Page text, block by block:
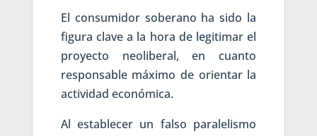
El consumidor soberano ha sido la
figura clave a la hora de legitimar el
proyecto neoliberal, en cuanto
responsable máximo de orientar la
actividad económica.
Al establecer un falso paralelismo